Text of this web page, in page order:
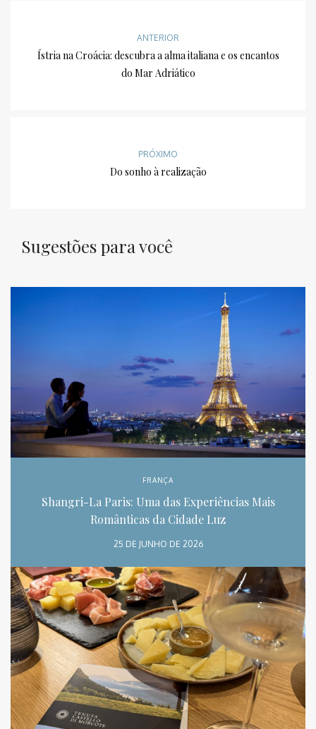
ANTERIOR
Ístria na Croácia: descubra a alma italiana e os encantos
do Mar Adriático
PRÓXIMO
Do sonho à realização
Sugestões para você
FRANÇA
Shangri-La Paris: Uma das Experiências Mais
Românticas da Cidade Luz
25 DE JUNHO DE 2026